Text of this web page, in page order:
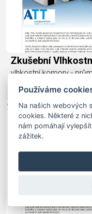
Zkušební
vlhkostní komory -
Používáme
Na našich webových
cookies. Některé z
nám pomáhají
zážitek.